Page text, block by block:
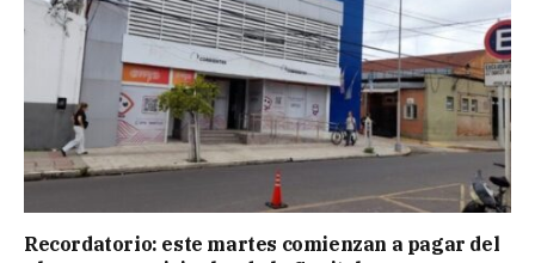
Recordatorio: este martes comienzan a pagar del